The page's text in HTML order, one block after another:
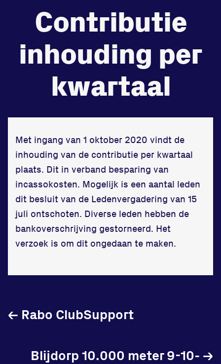
Beheers de
tegenstander
Worstelen
zet je samen
Running
Zet een personal record
in onze gym
Atleten
Contributie
inhouding per
kwartaal
Met ingang van 1 oktober 2020 vindt de
inhouding van de contributie per kwartaal
plaats. Dit in verband besparing van
incassokosten. Mogelijk is een aantal leden
dit besluit van de Ledenvergadering van 15
juli ontschoten. Diverse leden hebben de
bankoverschrijving gestorneerd. Het
verzoek is om dit ongedaan te maken.
Rabo ClubSupport
←
Blijdorp 10.000 meter 9-10- →